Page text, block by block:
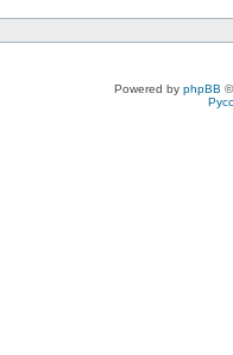
Powered by phpBB